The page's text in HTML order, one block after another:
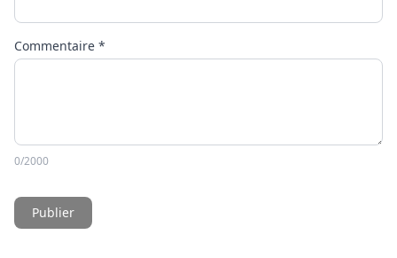
Commentaire *
0/2000
Publier